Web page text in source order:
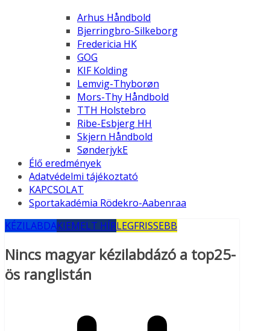
Arhus Håndbold
Bjerringbro-Silkeborg
Fredericia HK
GOG
KIF Kolding
Lemvig-Thyborøn
Mors-Thy Håndbold
TTH Holstebro
Ribe-Esbjerg HH
Skjern Håndbold
SønderjykE
Élő eredmények
Adatvédelmi tájékoztató
KAPCSOLAT
Sportakadémia Rödekro-Aabenraa
KÉZILABDAKIEMELT HÍRLEGFRISSEBB
Nincs magyar kézilabdázó a top25-
ös ranglistán